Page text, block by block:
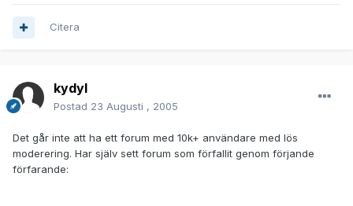
Citera
kydyl
Postad 23 Augusti , 2005
Det går inte att ha ett forum med 10k+ användare med lös
moderering. Har själv sett forum som förfallit genom förjande
förfarande: